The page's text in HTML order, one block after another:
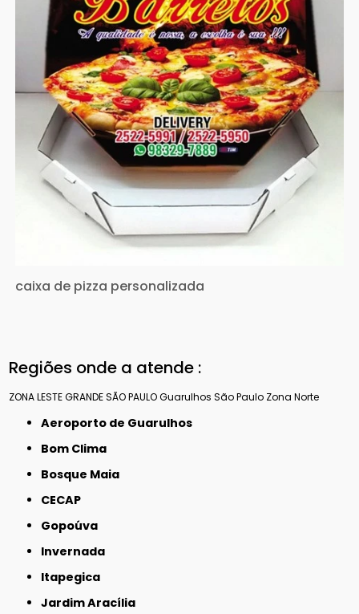
caixa de pizza personalizada
Regiões onde a atende :
ZONA LESTEGRANDE SÃO PAULOGuarulhos São Paulo Zona Norte
Aeroporto de Guarulhos
Bom Clima
Bosque Maia
CECAP
Gopoúva
Invernada
Itapegica
Jardim Aracília